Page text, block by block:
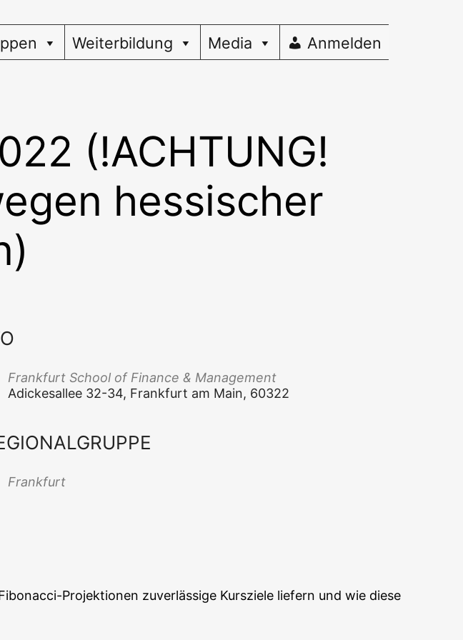
Weiterbildung Media Anmelden
(!ACHTUNG!
hessischer
Frank­furt School of Finan­ce & Management
Adi­ckes­al­lee 32-34, Frank­furt am Main, 60322
Frank­furt
Pro­jek­tio­nen zuver­läs­si­ge Kurs­zie­le lie­fern und wie die­se